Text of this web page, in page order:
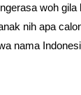
woh
nih apa
nama